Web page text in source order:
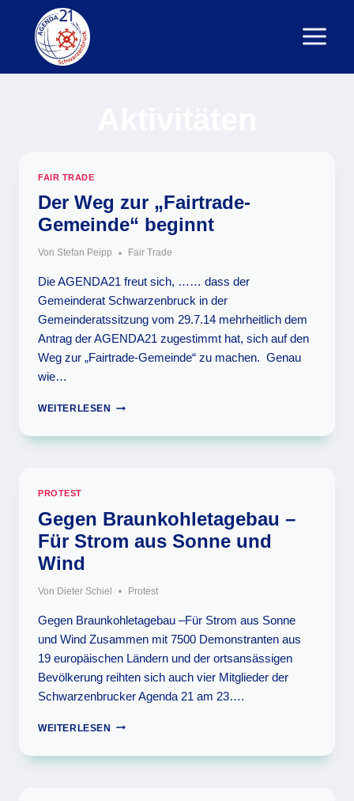
springen
FAIR TRADE
Der Weg zur „Fairtrade-
Gemeinde“ beginnt
Von Stefan Peipp Fair Trade
Die AGENDA21 freut sich, …… dass der
Gemeinderat Schwarzenbruck in der
Gemeinderatssitzung vom 29.7.14 mehrheitlich dem
Antrag der AGENDA21 zugestimmt hat, sich auf den
Weg zur „Fairtrade-Gemeinde“ zu machen. Genau
wie…
WEITERLESEN
DER
ZUR
PROTEST
Gegen Braunkohletagebau –
Für Strom aus Sonne und
Wind
Von Dieter Schiel Protest
Gegen Braunkohletagebau –Für Strom aus Sonne
und Wind Zusammen mit 7500 Demonstranten aus
19 europäischen Ländern und der ortsansässigen
Bevölkerung reihten sich auch vier Mitglieder der
Schwarzenbrucker Agenda 21 am 23….
WEITERLESEN
GEGEN
–